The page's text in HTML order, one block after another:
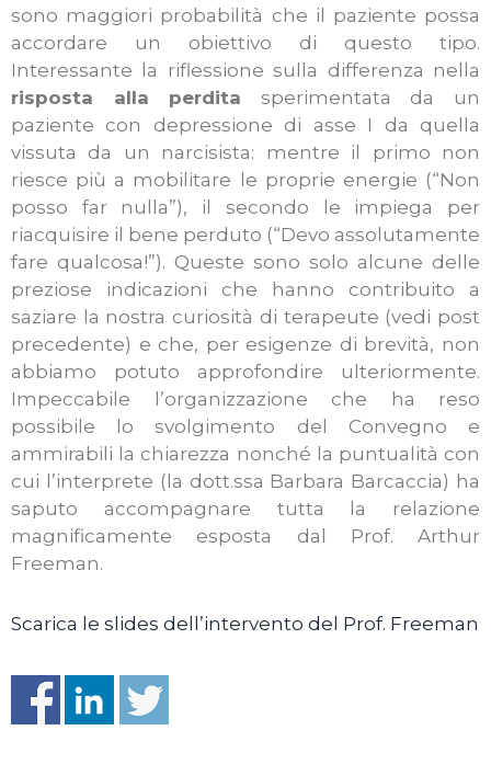
sono maggiori probabilità che il paziente possa
accordare un obiettivo di questo tipo.
Interessante la riflessione sulla differenza nella
risposta alla perdita sperimentata da un
paziente con depressione di asse I da quella
vissuta da un narcisista: mentre il primo non
riesce più a mobilitare le proprie energie (“Non
posso far nulla”), il secondo le impiega per
riacquisire il bene perduto (“Devo assolutamente
fare qualcosa!”). Queste sono solo alcune delle
preziose indicazioni che hanno contribuito a
saziare la nostra curiosità di terapeute (vedi post
precedente) e che, per esigenze di brevità, non
abbiamo potuto approfondire ulteriormente.
Impeccabile l’organizzazione che ha reso
possibile lo svolgimento del Convegno e
ammirabili la chiarezza nonché la puntualità con
cui l’interprete (la dott.ssa Barbara Barcaccia) ha
saputo accompagnare tutta la relazione
magnificamente esposta dal Prof. Arthur
Freeman.
Scarica le slides dell’intervento del Prof. Freeman